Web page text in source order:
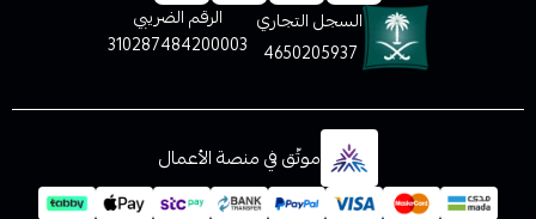
السجل التجاري
4650205937
الرقم الضريبي
310287484200003
موثّق في منصة الأعمال